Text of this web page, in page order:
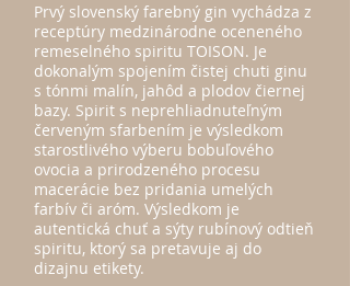
Prvý slovenský farebný gin vychádza z
receptúry medzinárodne oceneného
remeselného spiritu TOISON. Je
dokonalým spojením čistej chuti ginu
s tónmi malín, jahôd a plodov čiernej
bazy. Spirit s neprehliadnuteľným
červeným sfarbením je výsledkom
starostlivého výberu bobuľového
ovocia a prirodzeného procesu
macerácie bez pridania umelých
farbív či aróm. Výsledkom je
autentická chuť a sýty rubínový odtieň
spiritu, ktorý sa pretavuje aj do
dizajnu etikety.